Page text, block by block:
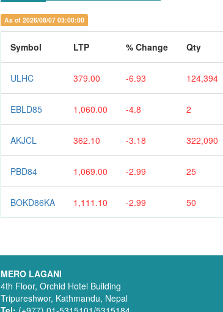
As of 2026/08/07 03:00:00
Symbol LTP % Change Qty
ULHC 379.00 -6.93 124,394
EBLD85 1,060.00 -4.8 2
AKJCL 362.10 -3.18 322,090
PBD84 1,069.00 -2.99 25
BOKD86KA 1,111.10 -2.99 50
MERO LAGANI
4th Floor, Orchid Hotel Building
Tripureshwor, Kathmandu, Nepal